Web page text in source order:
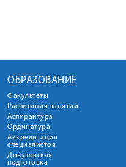
ОБРАЗОВАНИЕ
Факультеты
Расписания занятий
Аспирантура
Ординатура
Аккредитация
специалистов
Довузовская
подготовка